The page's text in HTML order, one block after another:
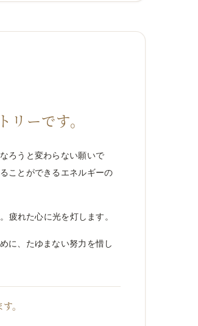
ーです。
ろうと変わらない願いで
ことができるエネルギーの
疲れた心に光を灯します。
に、たゆまない努力を惜し
。